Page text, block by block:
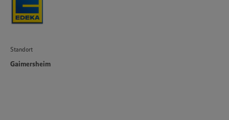
Standort
Gaimersheim